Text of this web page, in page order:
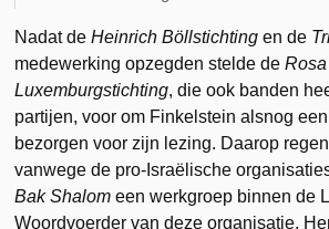
Nadat deHeinrich Böllstichting en de
medewerking opzegden stelde deRosa
Luxemburgstichting, die ook banden
partijen, voor om Finkelstein alsnog
bezorgen voor zijn lezing. Daarop
vanwege de pro-Israëlische
Bak Shalom een werkgroep binnen de
Woordvoerder van deze organisatie,